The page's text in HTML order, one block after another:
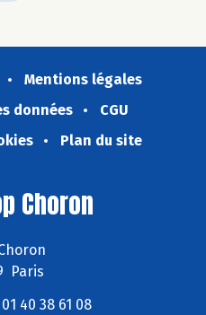
Mentions légales
données
CGU
Plan du site
Choron
Paris
40 38 61 08